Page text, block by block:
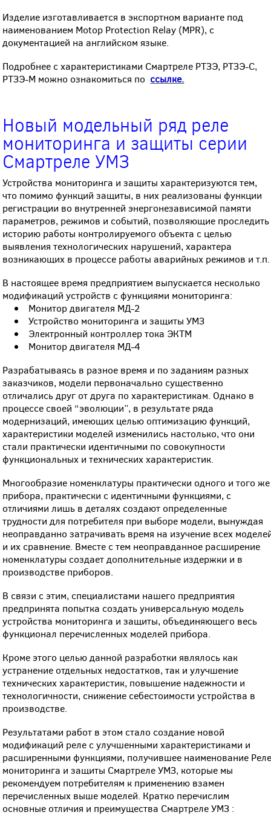
Изделие изготавливается в экспортном варианте под
наименованием Motop Protection Relay (MPR), с
документацией на английском языке.
Подробнее с характеристиками Смартреле РТЗЭ, РТЗЭ-С,
РТЗЭ-М можно ознакомиться по ссылке.
Новый модельный ряд реле
мониторинга и защиты серии
Смартреле УМЗ
Устройства мониторинга и защиты характеризуются тем,
что помимо функций защиты, в них реализованы функции
регистрации во внутренней энергонезависимой памяти
параметров, режимов и событий, позволяющие проследить
историю работы контролируемого объекта с целью
выявления технологических нарушений, характера
возникающих в процессе работы аварийных режимов и т.п.
В настоящее время предприятием выпускается несколько
модификаций устройств с функциями мониторинга:
Монитор двигателя МД-2
Устройство мониторинга и защиты УМЗ
Электронный контроллер тока ЭКТМ
Монитор двигателя МД-4
Разрабатываясь в разное время и по заданиям разных
заказчиков, модели первоначально существенно
отличались друг от друга по характеристикам. Однако в
процессе своей “эволюции”, в результате ряда
модернизаций, имеющих целью оптимизацию функций,
характеристики моделей изменились настолько, что они
стали практически идентичными по совокупности
функциональных и технических характеристик.
Многообразие номенклатуры практически одного и того же
прибора, практически с идентичными функциями, с
отличиями лишь в деталях создают определенные
трудности для потребителя при выборе модели, вынуждая
неоправданно затрачивать время на изучение всех
и их сравнение. Вместе с тем неоправданное расширение
номенклатуры создает дополнительные издержки и в
производстве приборов.
В связи с этим, специалистами нашего предприятия
предпринята попытка создать универсальную модель
устройства мониторинга и защиты, объединяющего весь
функционал перечисленных моделей прибора.
Кроме этого целью данной разработки являлось как
устранение отдельных недостатков, так и улучшение
технических характеристик, повышение надежности и
технологичности, снижение себестоимости устройства в
производстве.
Результатами работ в этом стало создание новой
модификаций реле с улучшенными характеристиками и
расширенными функциями, получившее наименование
мониторинга и защиты Смартреле УМЗ, которые мы
рекомендуем потребителям к применению взамен
перечисленных выше моделей. Кратко перечислим
основные отличия и преимущества Смартреле УМЗ :